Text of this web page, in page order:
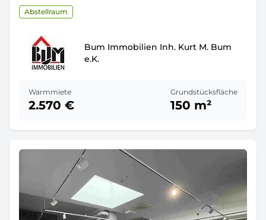
Abstellraum
Bum Immobilien Inh. Kurt M. Bum
e.K.
Warmmiete
2.570 €
Grundstücksfläche
150 m²